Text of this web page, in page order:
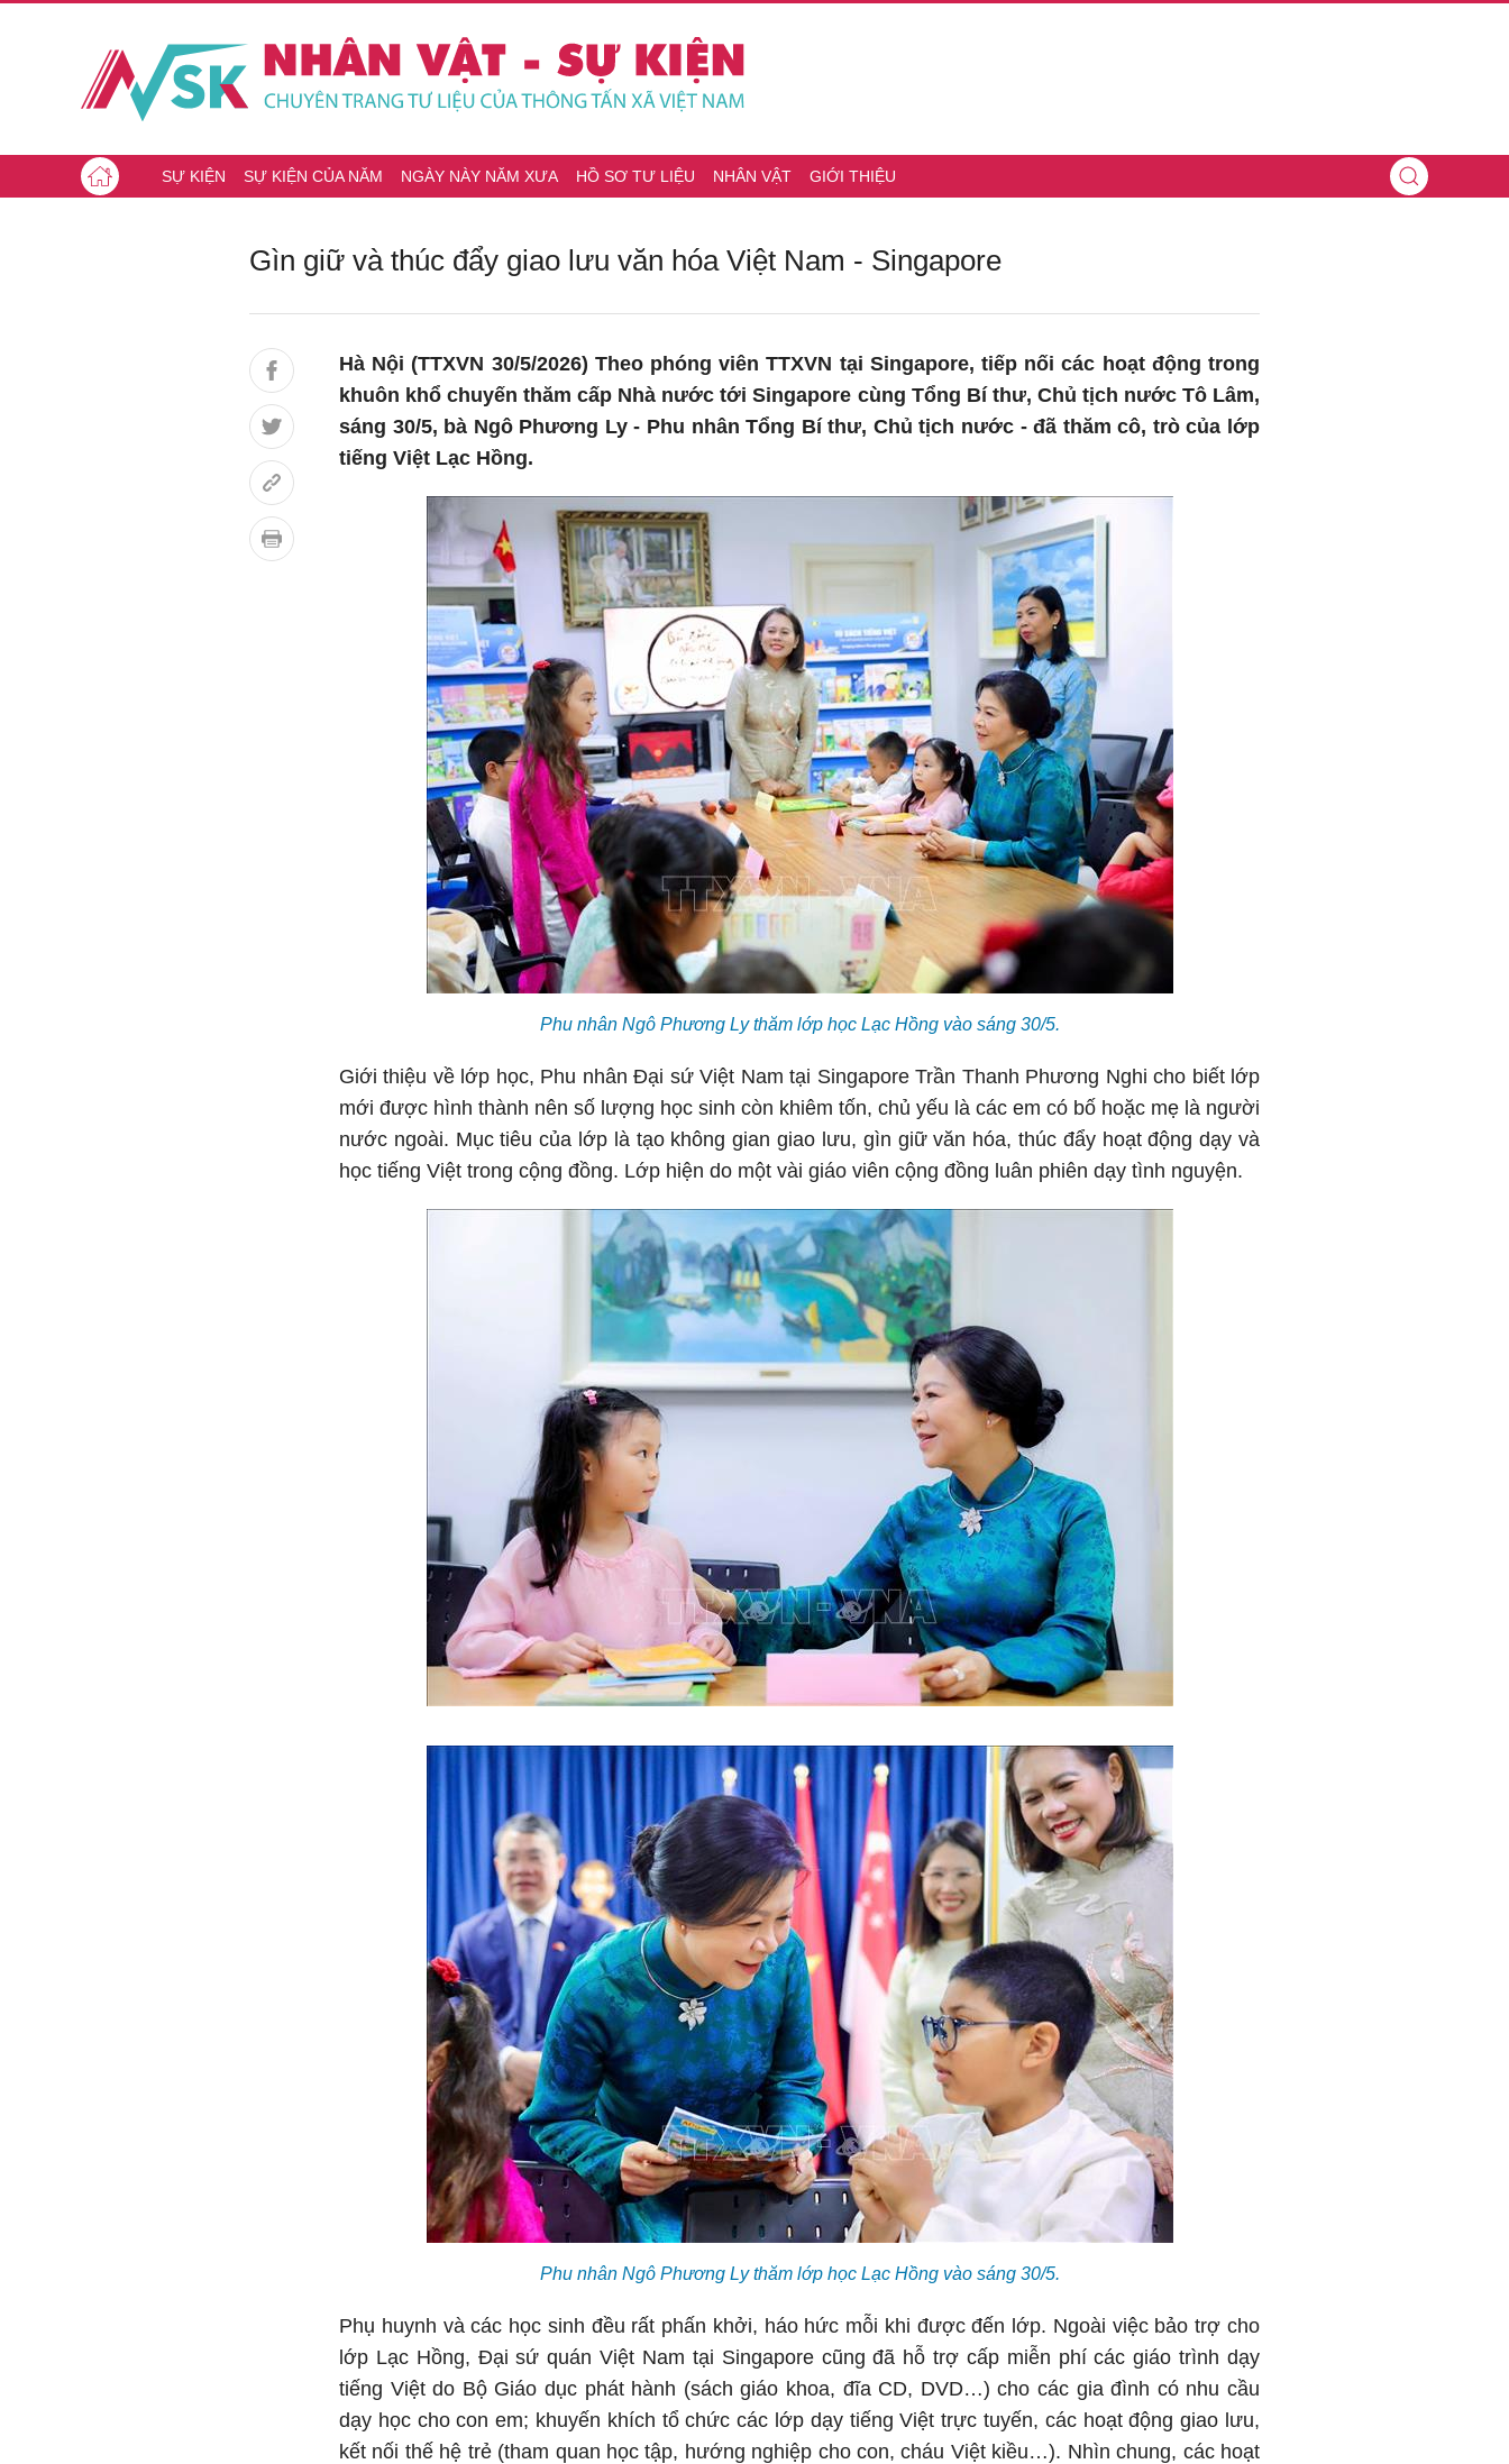
SỰ KIỆN SỰ KIỆN CỦA NĂM NGÀY NÀY NĂM XƯA HỒ SƠ TƯ LIỆU NHÂN VẬT GIỚI THIỆU
Gìn giữ và thúc đẩy giao lưu văn hóa Việt Nam - Singapore
Hà Nội (TTXVN 30/5/2026) Theo phóng viên TTXVN tại Singapore, tiếp nối các hoạt động trong
khuôn khổ chuyến thăm cấp Nhà nước tới Singapore cùng Tổng Bí thư, Chủ tịch nước Tô Lâm,
sáng 30/5, bà Ngô Phương Ly - Phu nhân Tổng Bí thư, Chủ tịch nước - đã thăm cô, trò của lớp
tiếng Việt Lạc Hồng.
Phu nhân Ngô Phương Ly thăm lớp học Lạc Hồng vào sáng 30/5.
Giới thiệu về lớp học, Phu nhân Đại sứ Việt Nam tại Singapore Trần Thanh Phương Nghi cho biết lớp
mới được hình thành nên số lượng học sinh còn khiêm tốn, chủ yếu là các em có bố hoặc mẹ là người
nước ngoài. Mục tiêu của lớp là tạo không gian giao lưu, gìn giữ văn hóa, thúc đẩy hoạt động dạy và
học tiếng Việt trong cộng đồng. Lớp hiện do một vài giáo viên cộng đồng luân phiên dạy tình nguyện.
Phu nhân Ngô Phương Ly thăm lớp học Lạc Hồng vào sáng 30/5.
Phụ huynh và các học sinh đều rất phấn khởi, háo hức mỗi khi được đến lớp. Ngoài việc bảo trợ cho
lớp Lạc Hồng, Đại sứ quán Việt Nam tại Singapore cũng đã hỗ trợ cấp miễn phí các giáo trình dạy
tiếng Việt do Bộ Giáo dục phát hành (sách giáo khoa, đĩa CD, DVD…) cho các gia đình có nhu cầu
dạy học cho con em; khuyến khích tổ chức các lớp dạy tiếng Việt trực tuyến, các hoạt động giao lưu,
kết nối thế hệ trẻ (tham quan học tập, hướng nghiệp cho con, cháu Việt kiều…). Nhìn chung, các hoạt